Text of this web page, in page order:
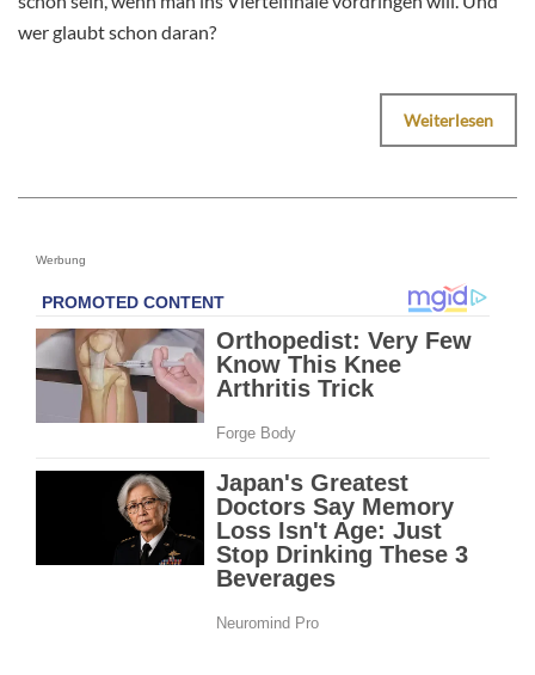
wer glaubt schon daran?
Weiterlesen
Werbung